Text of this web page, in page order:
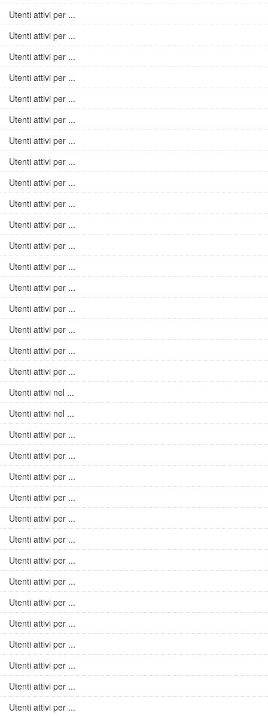
Utenti attivi per ...
Utenti attivi per ...
Utenti attivi per ...
Utenti attivi per ...
Utenti attivi per ...
Utenti attivi per ...
Utenti attivi per ...
Utenti attivi per ...
Utenti attivi per ...
Utenti attivi per ...
Utenti attivi per ...
Utenti attivi per ...
Utenti attivi per ...
Utenti attivi per ...
Utenti attivi per ...
Utenti attivi per ...
Utenti attivi per ...
Utenti attivi per ...
Utenti attivi nel ...
Utenti attivi nel ...
Utenti attivi per ...
Utenti attivi per ...
Utenti attivi per ...
Utenti attivi per ...
Utenti attivi per ...
Utenti attivi per ...
Utenti attivi per ...
Utenti attivi per ...
Utenti attivi per ...
Utenti attivi per ...
Utenti attivi per ...
Utenti attivi per ...
Utenti attivi per ...
Utenti attivi per ...